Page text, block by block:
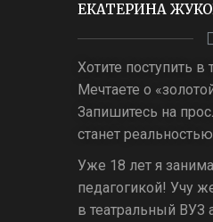
ЕКАТЕРИНА
Хотите поступить
Мечтаете о
Запишитесь на
станет
Уже 18 лет я
педагогикой! Учу
в театральный ВУЗ